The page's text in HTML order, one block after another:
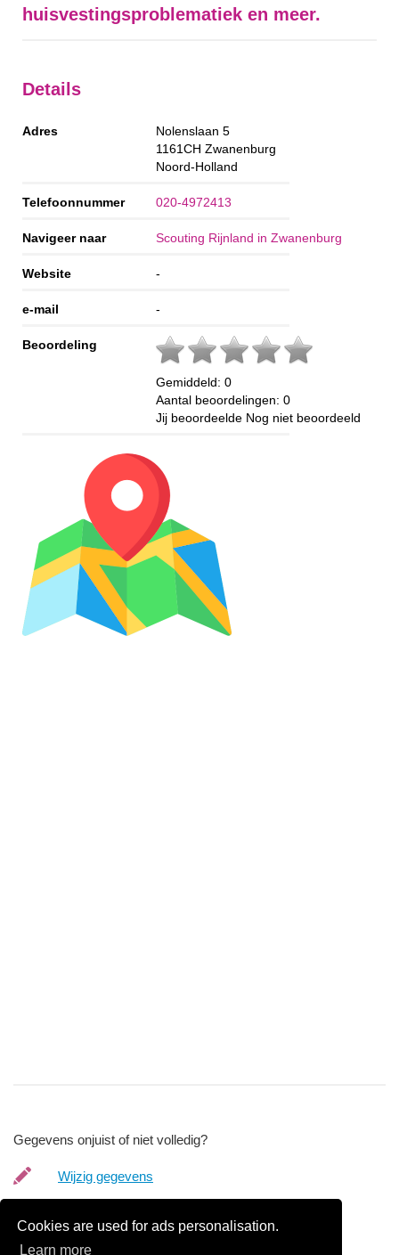
Cookies are used for ads personalisation.
Learn more
huisvestingsproblematiek en meer.
Details
Adres
Nolenslaan 5
1161CH Zwanenburg
Noord-Holland
Telefoonnummer 020-4972413
Navigeer naar Scouting Rijnland in Zwanenburg
Website -
e-mail -
Beoordeling
Gemiddeld: 0
Aantal beoordelingen: 0
Jij beoordeelde Nog niet beoordeeld
Gegevens onjuist of niet volledig?
Wijzig gegevens